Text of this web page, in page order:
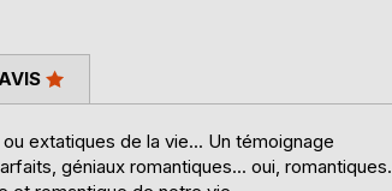
extatiques de la vie... Un témoignage
géniaux romantiques... oui, romantiques.